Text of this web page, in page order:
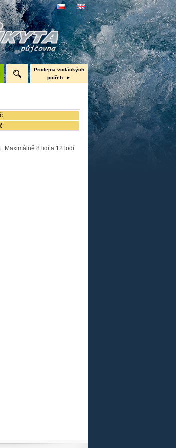
Prodejna vodáckých
potřeb
Kanoe a kajaky
Maximálně 8 lidí a 12 lodí.